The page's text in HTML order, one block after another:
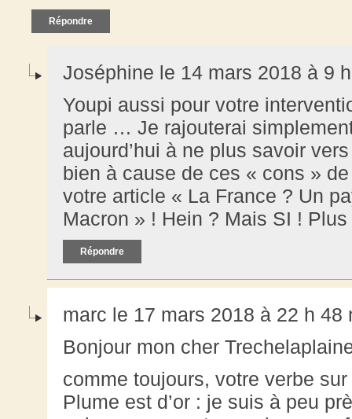
Répondre
Joséphine le 14 mars 2018 à 9
Youpi aussi pour votre
parle … Je rajouterai
aujourd’hui à ne plus savoir
bien à cause de ces « cons »
votre article « La France ? Un
Macron » ! Hein ? Mais SI !
Répondre
marc le 17 mars 2018 à 22 h 48
Bonjour mon cher
comme toujours, votre verbe
Plume est d’or : je suis à peu